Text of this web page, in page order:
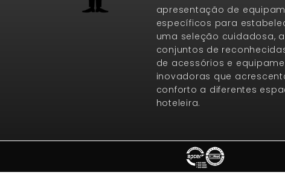
apresentação de
específicos para
uma seleção cuidadosa, a
conjuntos de
de acessórios e
inovadoras que
conforto a diferentes
hoteleira.